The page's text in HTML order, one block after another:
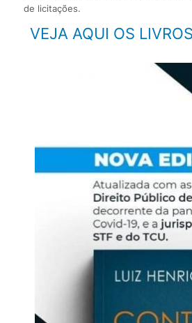
de licitações.
VEJA AQUI OS